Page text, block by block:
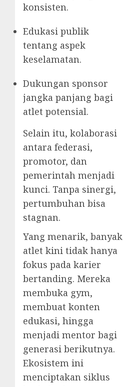
konsisten.
Edukasi publik
tentang aspek
keselamatan.
Dukungan sponsor
jangka panjang bagi
atlet potensial.
Selain itu, kolaborasi
antara federasi,
promotor, dan
pemerintah menjadi
kunci. Tanpa sinergi,
pertumbuhan bisa
stagnan.
Yang menarik, banyak
atlet kini tidak hanya
fokus pada karier
bertanding. Mereka
membuka gym,
membuat konten
edukasi, hingga
menjadi mentor bagi
generasi berikutnya.
Ekosistem ini
menciptakan siklus